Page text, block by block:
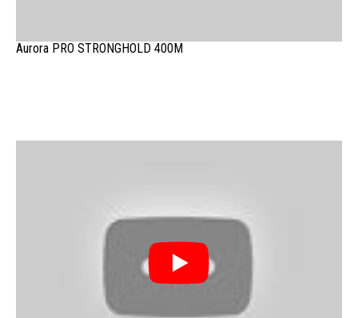
Aurora PRO STRONGHOLD 400M